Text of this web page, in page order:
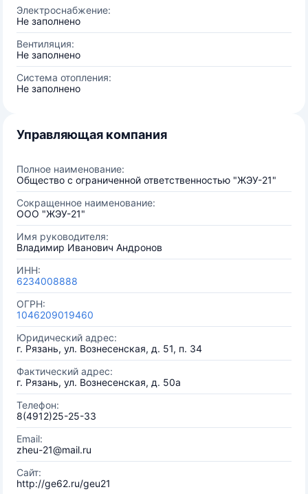
Электроснабжение:
Не заполнено
Вентиляция:
Не заполнено
Система отопления:
Не заполнено
Управляющая компания
Полное наименование:
Общество с ограниченной ответственностью "ЖЭУ-21"
Сокращенное наименование:
ООО "ЖЭУ-21"
Имя руководителя:
Владимир Иванович Андронов
ИНН:
6234008888
ОГРН:
1046209019460
Юридический адрес:
г. Рязань, ул. Вознесенская, д. 51, п. 34
Фактический адрес:
г. Рязань, ул. Вознесенская, д. 50а
Телефон:
8(4912)25-25-33
Email:
zheu-21@mail.ru
Сайт:
http://ge62.ru/geu21